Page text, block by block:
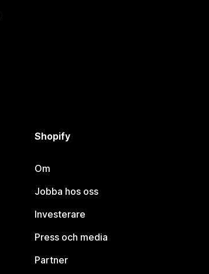
Shopify
Om
Jobba hos oss
Investerare
Press och media
Partner